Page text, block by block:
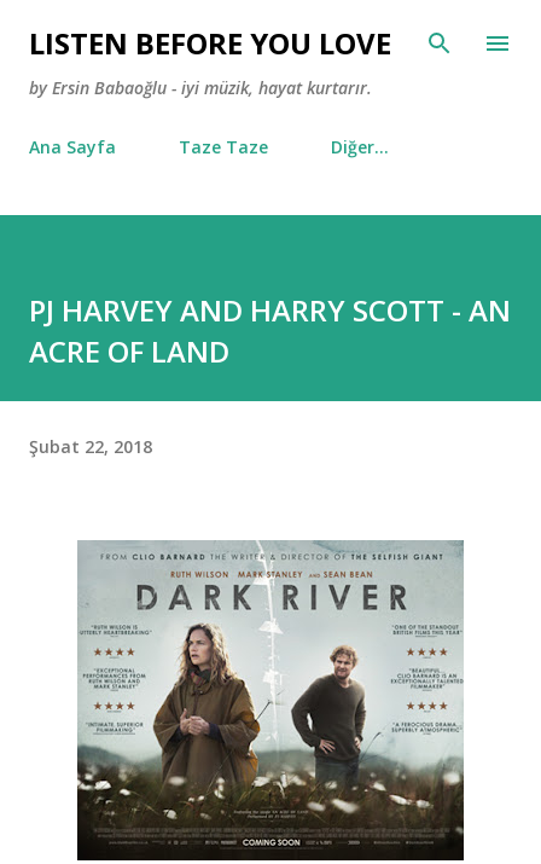
Ana içeriğe atla
LISTEN BEFORE YOU LOVE
by Ersin Babaoğlu - iyi müzik, hayat kurtarır.
Ana Sayfa Taze Taze Diğer…
PJ HARVEY AND HARRY SCOTT - AN
ACRE OF LAND
Şubat 22, 2018